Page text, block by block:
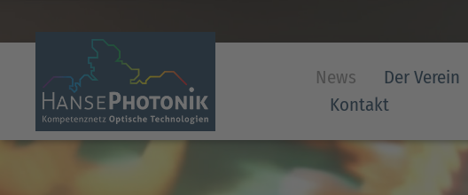
News Der Verein
Kontakt